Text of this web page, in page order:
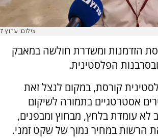
צילום: ערוץ 7
הזדמנות ומשדרת חולשה במאבק
הפלסטינית.
קורסת, במקום לנצל זאת
אסטרטגיים בתמורה לשיקום
לא עומדת בלחץ, מבחוץ ומבפנים,
הרשות במחיר נמוך של שקט זמני.